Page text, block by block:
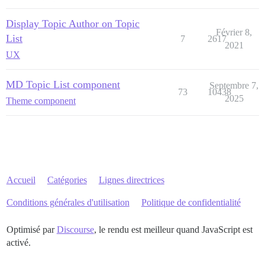
Display Topic Author on Topic
List
UX
7 2617
Février 8,
2021
MD Topic List component
Theme component
73 10438
Septembre 7,
2025
Accueil Catégories Lignes directrices
Conditions générales d'utilisation Politique de confidentialité
Optimisé parDiscourse, le rendu est meilleur quand JavaScript est
activé.